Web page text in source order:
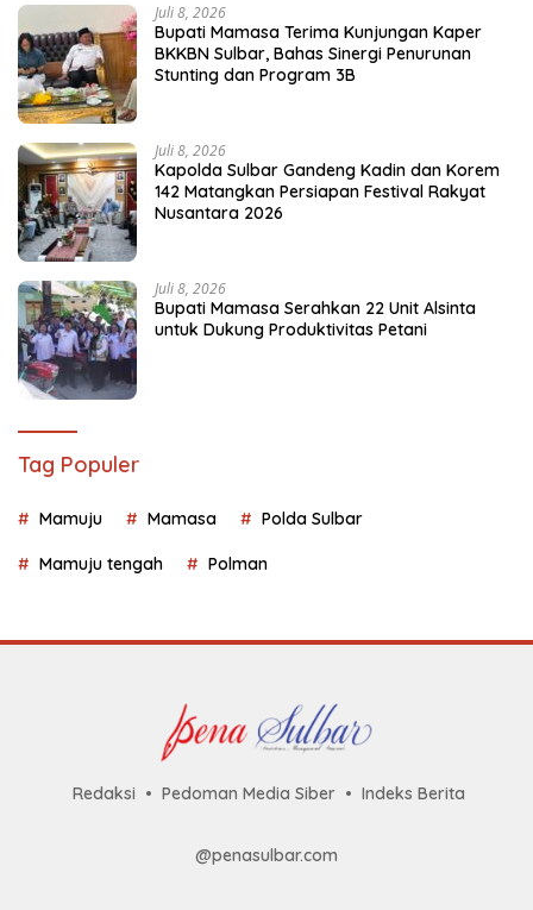
Juli 8, 2026
Bupati Mamasa Terima Kunjungan Kaper
BKKBN Sulbar, Bahas Sinergi Penurunan
Stunting dan Program 3B
Juli 8, 2026
Kapolda Sulbar Gandeng Kadin dan Korem
142 Matangkan Persiapan Festival Rakyat
Nusantara 2026
Juli 8, 2026
Bupati Mamasa Serahkan 22 Unit Alsinta
untuk Dukung Produktivitas Petani
Tag Populer
Mamuju Mamasa Polda Sulbar
Mamuju tengah Polman
Redaksi Pedoman Media Siber Indeks Berita
@penasulbar.com